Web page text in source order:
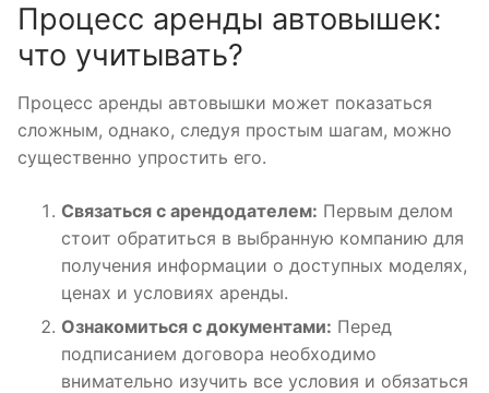
Процесс аренды автовышек:
что учитывать?
Процесс аренды автовышки может показаться
сложным, однако, следуя простым шагам, можно
существенно упростить его.
Связаться с арендодателем: Первым делом
стоит обратиться в выбранную компанию для
получения информации о доступных моделях,
ценах и условиях аренды.
Ознакомиться с документами: Перед
подписанием договора необходимо
внимательно изучить все условия и обязаться